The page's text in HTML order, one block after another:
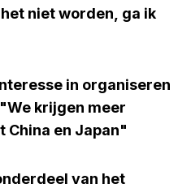
niet worden, ga ik
in organiseren
krijgen meer
China en Japan"
van het